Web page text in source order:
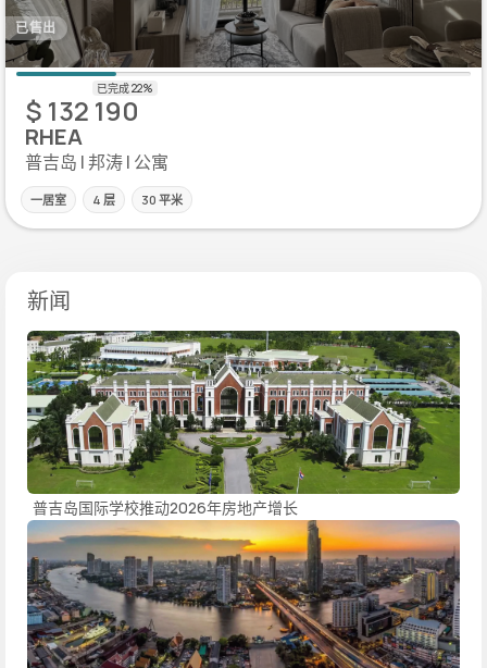
已售出
$ 132 190
RHEA
普吉岛 | 邦涛 | 公寓
一居室 4 层 30 平米
新闻
普吉岛国际学校推动2026年房地产增长